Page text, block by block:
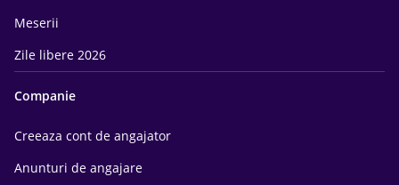
Meserii
Zile libere 2026
Companie
Creeaza cont de angajator
Anunturi de angajare